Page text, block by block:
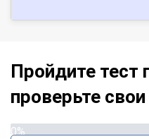
Пройдите тест
проверьте
0%